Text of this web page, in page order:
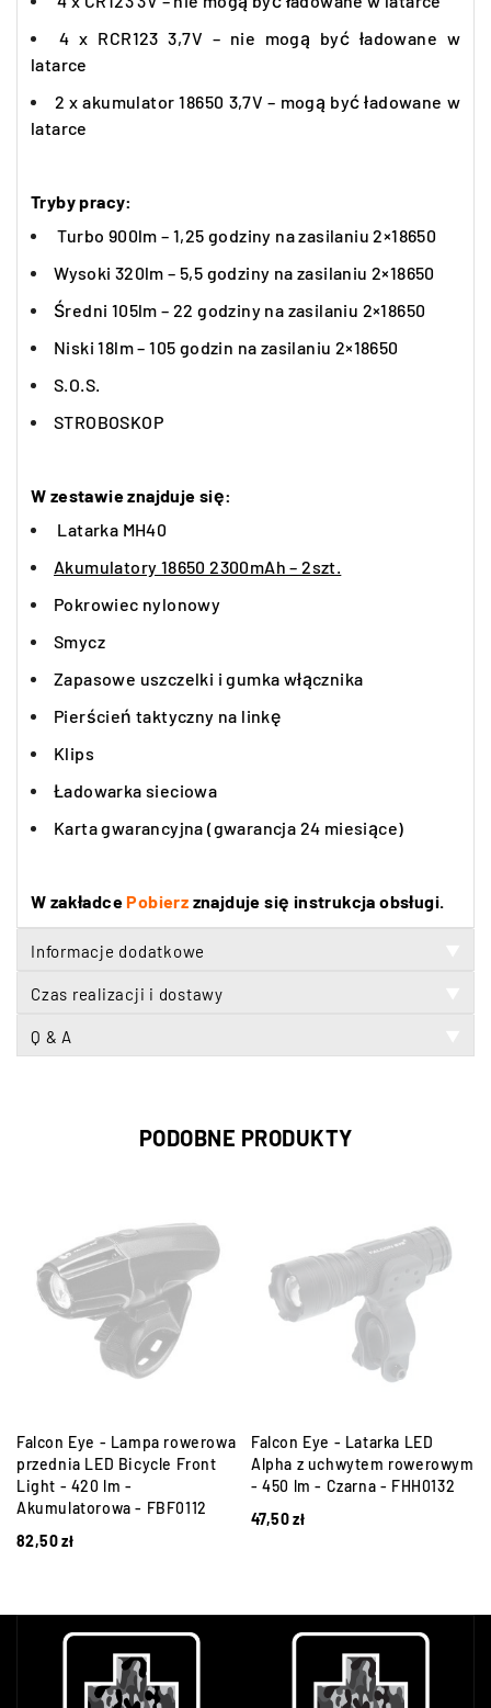
4 x RCR123 3,7V – nie mogą być ładowane w
latarce
2 x akumulator 18650 3,7V – mogą być ładowane w
latarce
Tryby pracy:
Turbo 900lm – 1,25 godziny na zasilaniu 2×18650
Wysoki 320lm – 5,5 godziny na zasilaniu 2×18650
Średni 105lm – 22 godziny na zasilaniu 2×18650
Niski 18lm – 105 godzin na zasilaniu 2×18650
S.O.S.
STROBOSKOP
W zestawie znajduje się:
Latarka MH40
Akumulatory 18650 2300mAh – 2szt.
Pokrowiec nylonowy
Smycz
Zapasowe uszczelki i gumka włącznika
Pierścień taktyczny na linkę
Klips
Ładowarka sieciowa
Karta gwarancyjna (gwarancja 24 miesiące)
W zakładcePobierz znajduje się instrukcja obsługi.
Informacje dodatkowe
Czas realizacji i dostawy
Q & A
PODOBNE PRODUKTY
Falcon Eye - Lampa rowerowa
przednia LED Bicycle Front
Light - 420 lm -
Akumulatorowa - FBF0112
82,50zł
Falcon Eye - Latarka LED
Alpha z uchwytem rowerowym
- 450 lm - Czarna - FHH0132
47,50zł